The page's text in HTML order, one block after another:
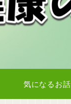
気になるお話